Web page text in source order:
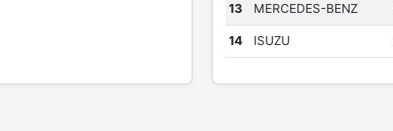
13 MERCEDES-BENZ
14 ISUZU